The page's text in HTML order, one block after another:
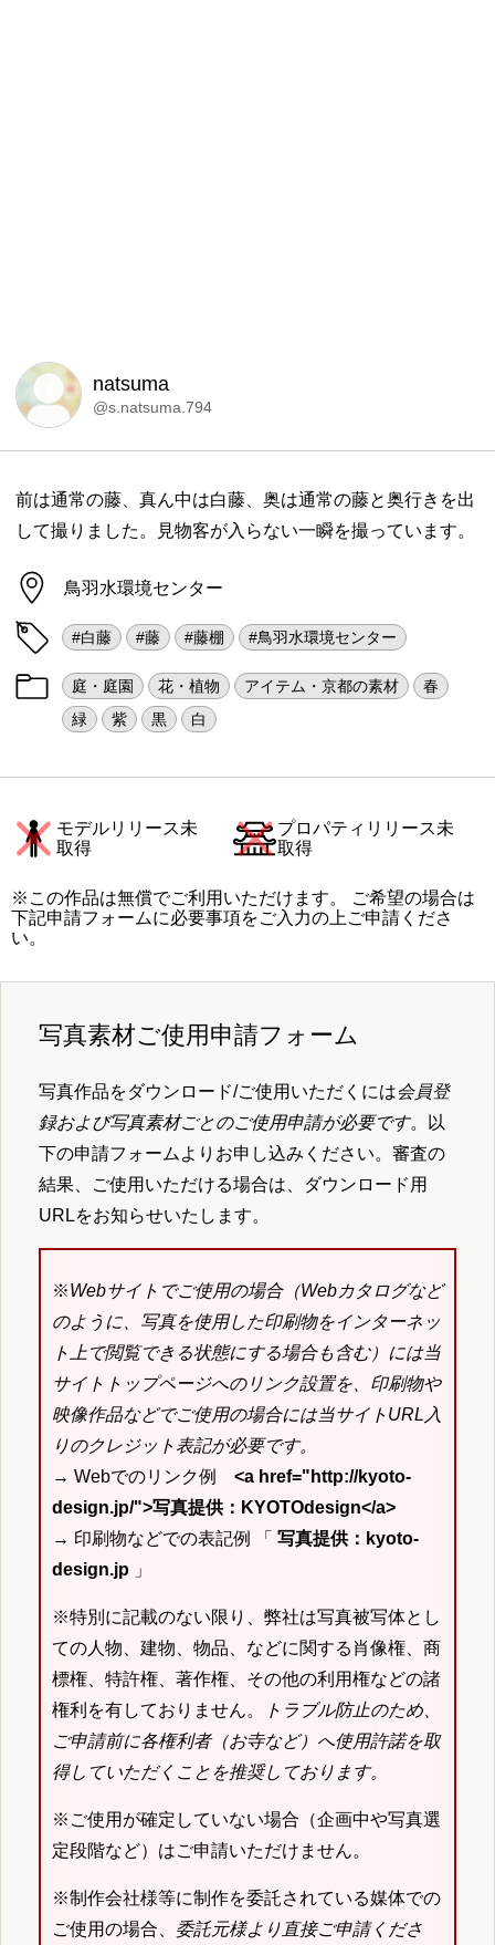
natsuma
@s.natsuma.794
前は通常の藤、真ん中は白藤、奥は通常の藤と奥行きを出
して撮りました。見物客が入らない一瞬を撮っています。
鳥羽水環境センター
#白藤 #藤 #藤棚 #鳥羽水環境センター
庭・庭園 花・植物 アイテム・京都の素材
春
緑
紫 黒 白
モデルリリース未
取得
プロパティリリース未
取得
※この作品は無償でご利用いただけます。 ご希望の場合は
下記申請フォームに必要事項をご入力の上ご申請くださ
い。
写真素材ご使用申請フォーム
写真作品をダウンロード/ご使用いただくには会員登
録および写真素材ごとのご使用申請が必要です。以
下の申請フォームよりお申し込みください。審査の
結果、ご使用いただける場合は、ダウンロード用
URLをお知らせいたします。
※Webサイトでご使用の場合（Webカタログなど
のように、写真を使用した印刷物をインターネッ
ト上で閲覧できる状態にする場合も含む）には当
サイトトップページへのリンク設置を、印刷物や
映像作品などでご使用の場合には当サイトURL入
りのクレジット表記が必要です。
→ Webでのリンク例 <a href="http://kyoto-
design.jp/">写真提供：KYOTOdesign</a>
→ 印刷物などでの表記例 「 写真提供：kyoto-
design.jp 」
※特別に記載のない限り、弊社は写真被写体とし
ての人物、建物、物品、などに関する肖像権、商
標権、特許権、著作権、その他の利用権などの諸
権利を有しておりません。
トラブル防止のため、
ご申請前に各権利者（お寺など）へ使用許諾を取
得していただくことを推奨しております。
※ご使用が確定していない場合（企画中や写真選
定段階など）はご申請いただけません。
※制作会社様等に制作を委託されている媒体での
ご使用の場合、 委託元様より直接ご申請くださ